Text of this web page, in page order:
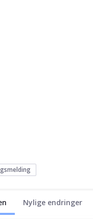
Nylige endringer